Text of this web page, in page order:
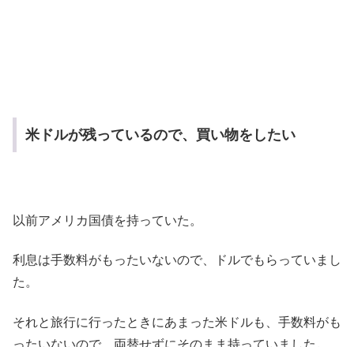
米ドルが残っているので、買い物をしたい
以前アメリカ国債を持っていた。
利息は手数料がもったいないので、ドルでもらっていまし
た。
それと旅行に行ったときにあまった米ドルも、手数料がも
ったいないので、両替せずにそのまま持っていました。